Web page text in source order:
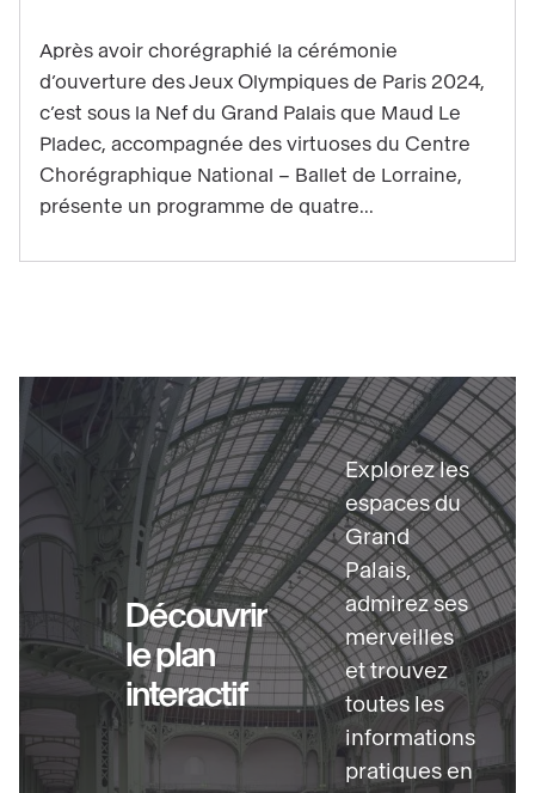
questions
Maud
Le
Pladec,
chorégraphe
–
Ballet
Après avoir chorégraphié la cérémonie
d’ouverture des Jeux Olympiques de Paris 2024,
c’est sous la Nef du Grand Palais que Maud Le
Pladec, accompagnée des virtuoses du Centre
Chorégraphique National – Ballet de Lorraine,
présente un programme de quatre...
Découvrir
Découvrir
le plan
interactif
Explorez les
espaces du
Grand
Palais,
admirez ses
merveilles
et trouvez
toutes les
informations
pratiques en